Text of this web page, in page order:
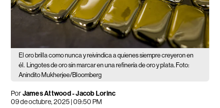
El oro brilla como nunca y reivindica a quienes siempre creyeron en
él. Lingotes de oro sin marcar en una refinería de oro y plata. Foto:
Anindito Mukherjee/Bloomberg
PorJames Attwood - Jacob Lorinc
09 de octubre, 2025 | 09:50 PM